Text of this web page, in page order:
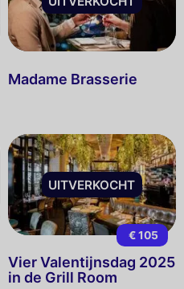
Madame Brasserie
UITVERKOCHT
€ 105
Vier Valentijnsdag 2025
in de Grill Room